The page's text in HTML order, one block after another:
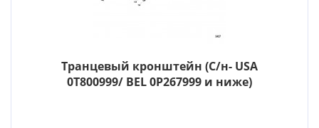
Транцевый кронштейн (С/н- USA
0T800999/ BEL 0P267999 и ниже)